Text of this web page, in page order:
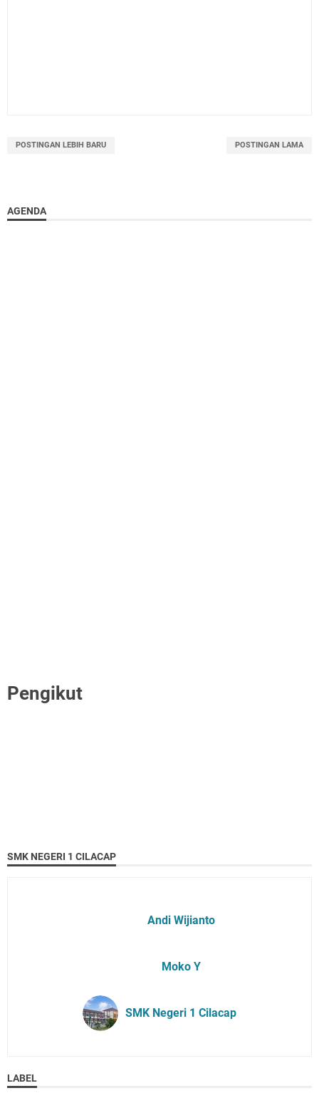
POSTINGAN LEBIH BARU POSTINGAN LAMA
AGENDA
Pengikut
SMK NEGERI 1 CILACAP
Andi Wijianto
Moko Y
SMK Negeri 1 Cilacap
LABEL